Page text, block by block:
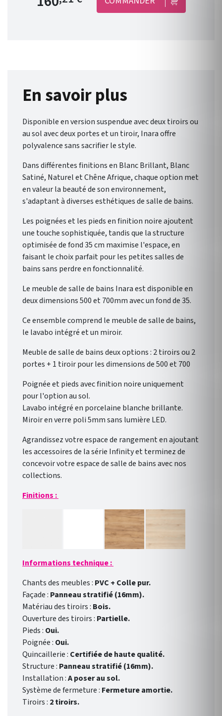
800mm / Longueur
700mm/Profondeur 34mm.
ses lignes épurées et simples,
inspirées du style japonais,
de bain harmonieux,
accueillants et intemporels.
En savoir plus
Disponible en version suspendue avec deux tiroirs ou
au sol avec deux portes et un tiroir, Inara offre
polyvalence sans sacrifier le style.
Dans différentes finitions en Blanc Brillant, Blanc
Satiné, Naturel et Chêne Afrique, chaque option met
en valeur la beauté de son environnement,
s'adaptant à diverses esthétiques de salle de bains.
Les poignées et les pieds en finition noire ajoutent
une touche sophistiquée, tandis que la structure
optimisée de fond 35 cm maximise l'espace, en
faisant le choix parfait pour les petites salles de
bains sans perdre en fonctionnalité.
Le meuble de salle de bains Inara est disponible en
deux dimensions 500 et 700mm avec un fond de 35.
Ce ensemble comprend le meuble de salle de bains,
le lavabo intégré et un miroir.
Meuble de salle de bains deux options : 2 tiroirs ou 2
portes + 1 tiroir pour les dimensions de 500 et 700
Poignée et pieds avec finition noire uniquement
pour l'option au sol.
Lavabo intégré en porcelaine blanche brillante.
Miroir en verre poli 5mm sans lumière LED.
Agrandissez votre espace de rangement en ajoutant
les accessoires de la série Infinity et terminez de
concevoir votre espace de salle de bains avec nos
collections.
Finitions :
Informations technique :
Chants des meubles : PVC + Colle pur.
Façade : Panneau stratifié (16mm).
Matériau des tiroirs : Bois.
Ouverture des tiroirs : Partielle.
Pieds : Oui.
Poignée : Oui.
Quincaillerie : Certifiée de haute qualité.
Structure : Panneau stratifié (16mm).
Installation :A poser au sol.
Système de fermeture : Fermeture amortie.
Tiroirs : 2 tiroirs.